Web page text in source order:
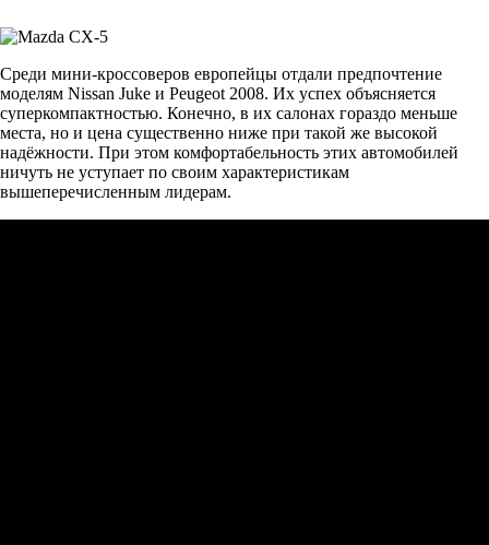
Среди мини-кроссоверов европейцы отдали предпочтение
моделям Nissan Juke и Peugeot 2008. Их успех объясняется
суперкомпактностью. Конечно, в их салонах гораздо меньше
места, но и цена существенно ниже при такой же высокой
надёжности. При этом комфортабельность этих автомобилей
ничуть не уступает по своим характеристикам
вышеперечисленным лидерам.